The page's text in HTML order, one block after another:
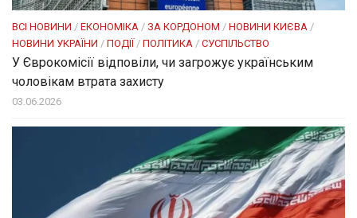
ВСІ НОВИНИ / ЕКОНОМІКА / ЗА КОРДОНОМ / НОВИНИ КИЄВА /
НОВИНИ УКРАЇНИ / ПОДІЇ / ПОЛІТИКА / СУСПІЛЬСТВО
У Єврокомісії відповіли, чи загрожує українським
чоловікам втрата захисту
03.06.2026